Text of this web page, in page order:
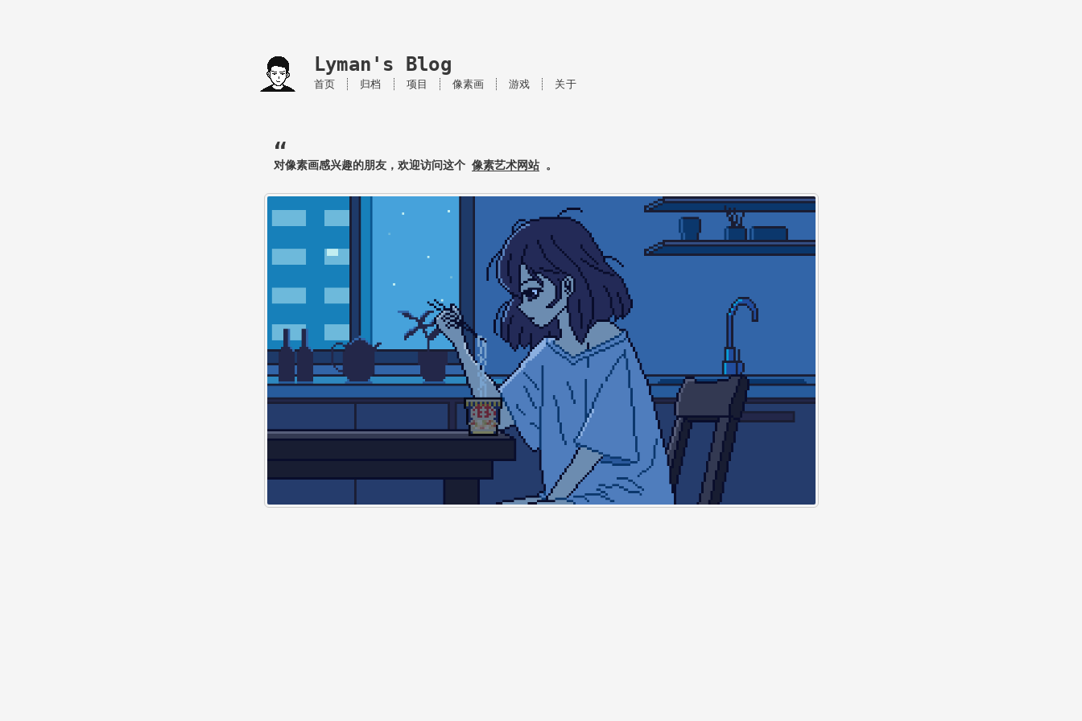
Lyman's Blog
首页 归档 项目 像素画 游戏 关于
对像素画感兴趣的朋友，欢迎访问这个 像素艺术网站 。